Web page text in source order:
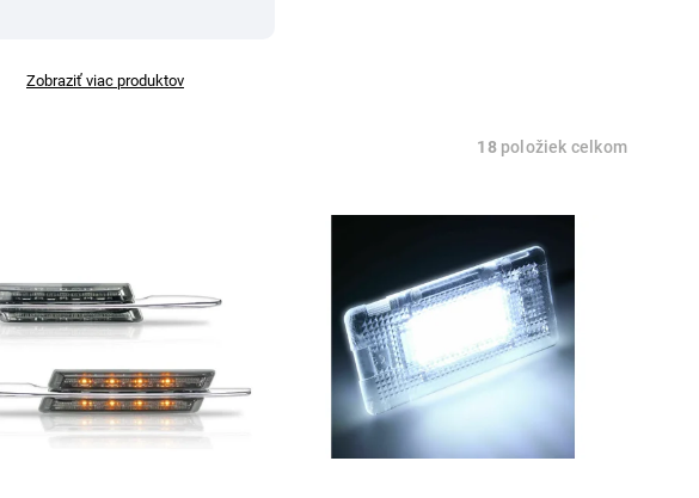
Zobraziť viac produktov
18položiek celkom